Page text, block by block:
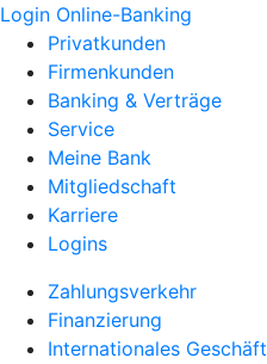
Login Online-Banking
Privatkunden
Firmenkunden
Banking & Verträge
Service
Meine Bank
Mitgliedschaft
Karriere
Logins
Zahlungsverkehr
Finanzierung
Internationales Geschäft